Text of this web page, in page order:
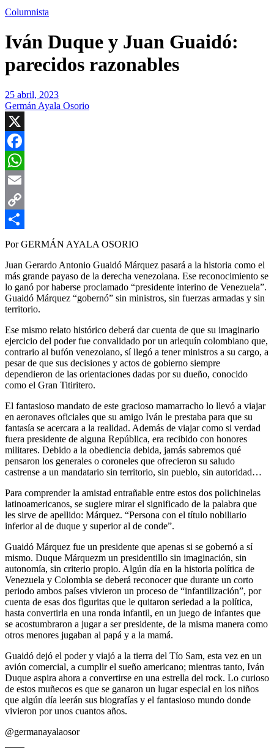
Columnista
Iván Duque y Juan Guaidó:
parecidos razonables
25 abril, 2023
Germán Ayala Osorio
X
Facebook
WhatsApp
Email
Copy
Link
Compartir
Por GERMÁN AYALA OSORIO
Juan Gerardo Antonio Guaidó Márquez pasará a la historia como el
más grande payaso de la derecha venezolana. Ese reconocimiento se
lo ganó por haberse proclamado “presidente interino de Venezuela”.
Guaidó Márquez “gobernó” sin ministros, sin fuerzas armadas y sin
territorio.
Ese mismo relato histórico deberá dar cuenta de que su imaginario
ejercicio del poder fue convalidado por un arlequín colombiano que,
contrario al bufón venezolano, sí llegó a tener ministros a su cargo, a
pesar de que sus decisiones y actos de gobierno siempre
dependieron de las orientaciones dadas por su dueño, conocido
como el Gran Titiritero.
El fantasioso mandato de este gracioso mamarracho lo llevó a viajar
en aeronaves oficiales que su amigo Iván le prestaba para que su
fantasía se acercara a la realidad. Además de viajar como si verdad
fuera presidente de alguna República, era recibido con honores
militares. Debido a la obediencia debida, jamás sabremos qué
pensaron los generales o coroneles que ofrecieron su saludo
castrense a un mandatario sin territorio, sin pueblo, sin autoridad…
Para comprender la amistad entrañable entre estos dos polichinelas
latinoamericanos, se sugiere mirar el significado de la palabra que
les sirve de apellido: Márquez. “Persona con el título nobiliario
inferior al de duque y superior al de conde”.
Guaidó Márquez fue un presidente que apenas si se gobernó a sí
mismo. Duque Márquezm un presidentillo sin imaginación, sin
autonomía, sin criterio propio. Algún día en la historia política de
Venezuela y Colombia se deberá reconocer que durante un corto
periodo ambos países vivieron un proceso de “infantilización”, por
cuenta de esas dos figuritas que le quitaron seriedad a la política,
hasta convertirla en una ronda infantil, en un juego de infantes que
se acostumbraron a jugar a ser presidente, de la misma manera como
otros menores jugaban al papá y a la mamá.
Guaidó dejó el poder y viajó a la tierra del Tío Sam, esta vez en un
avión comercial, a cumplir el sueño americano; mientras tanto, Iván
Duque aspira ahora a convertirse en una estrella del rock. Lo curioso
de estos muñecos es que se ganaron un lugar especial en los niños
que algún día leerán sus biografías y el fantasioso mundo donde
vivieron por unos cuantos años.
@germanayalaosor